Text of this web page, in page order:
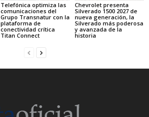
Telefónica optimiza las
comunicaciones del
Grupo Transnatur con la
plataforma de
conectividad crítica
Titan Connect
Chevrolet presenta
Silverado 1500 2027 de
nueva generación, la
Silverado más poderosa
y avanzada de la
historia